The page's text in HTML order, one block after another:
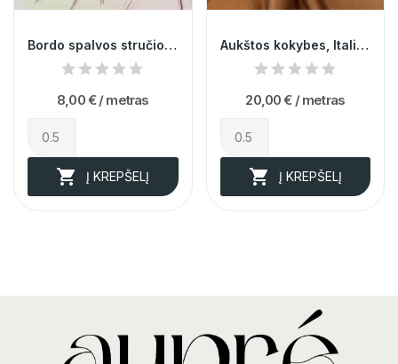
Bordo spalvos stručio plunksnų juosta 013731
8,00 € / metras
 Į KREPŠELĮ
Aukštos kokybes, Itališkas kostiuminys audinys...
20,00 € / metras
 Į KREPŠELĮ